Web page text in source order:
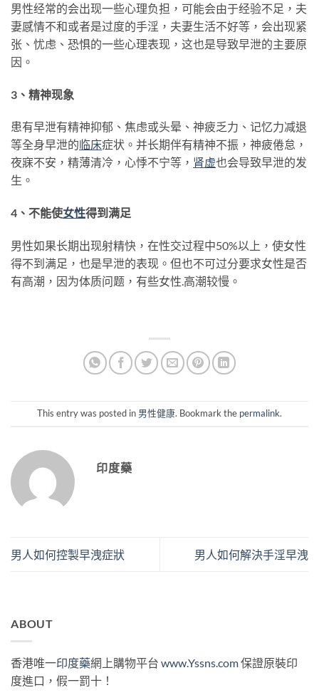
男性经常的会出现一些心理负担，可能会由于经验不足，夫
妻感情不和或者是过度的手淫，夫妻生活不好等，会出现紧
张、忧虑、恐惧的一些心理表现，这也是导致早泄的主要原
因。
3、精神现象
患有早泄有精神抑郁、焦虑或头晕、神疲乏力、记忆力减退
等全身早泄的临床症状。并长期伴有精神不振，神疲倦怠，
夜寐不安，精薄清冷，心悸不宁等， 肾虚也会导致早泄的发
生。
4、不能使女性得到满足
男性如果长期出现射精快，在性交过程中50%以上，使女性
得不到满足，也是早泄的表现。但也不可过分要求女性是否
有高潮，因为体质问题，有些女性.高潮较慢。
This entry was posted in 男性健康. Bookmark the permalink.
印度藥
男人如何控製早洩症狀 男人如何解決手淫早洩
ABOUT
香港唯一印度藥網上購物平台 www.Yssns.com保證原裝印
度進口，假一罰十！